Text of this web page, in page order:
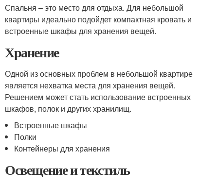
Спальня – это место для отдыха. Для небольшой
квартиры идеально подойдет компактная кровать и
встроенные шкафы для хранения вещей.
Хранение
Одной из основных проблем в небольшой квартире
является нехватка места для хранения вещей.
Решением может стать использование встроенных
шкафов, полок и других хранилищ.
Встроенные шкафы
Полки
Контейнеры для хранения
Освещение и текстиль